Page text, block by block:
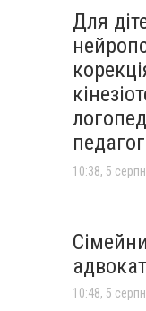
Для
педагог
10:38, 5
10:48, 5